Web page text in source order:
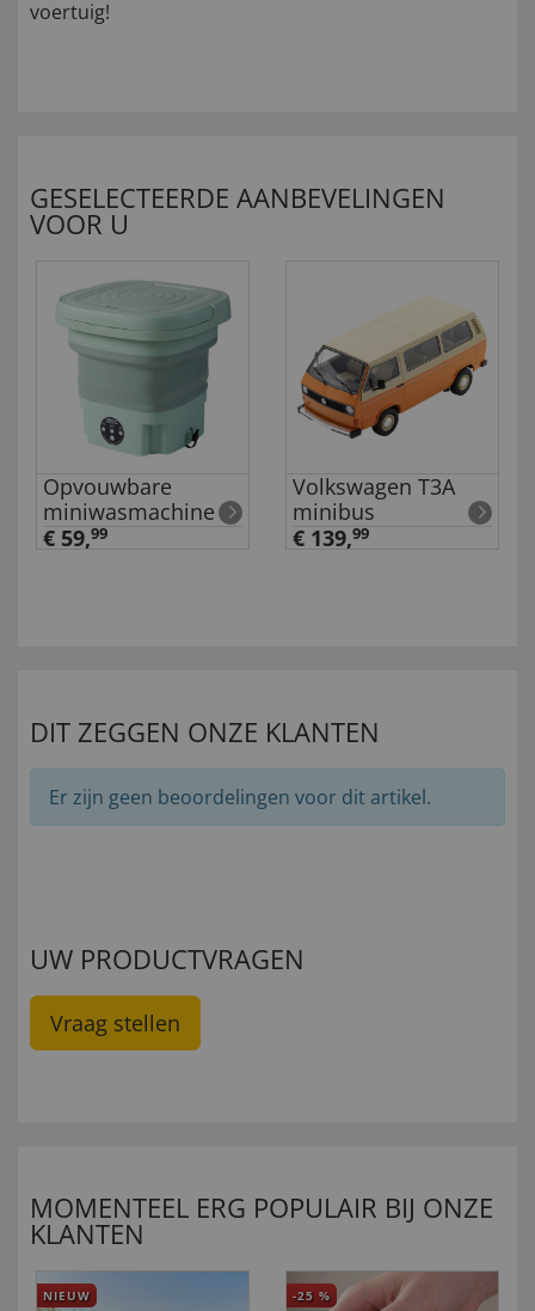
voertuig!
GESELECTEERDE AANBEVELINGEN
VOOR U
Opvouwbare
miniwasmachine
€ 59,99
Volkswagen T3A
minibus
€ 139,99
DIT ZEGGEN ONZE KLANTEN
Er zijn geen beoordelingen voor dit artikel.
UW PRODUCTVRAGEN
Vraag stellen
MOMENTEEL ERG POPULAIR BIJ ONZE
KLANTEN
NIEUW -25 %